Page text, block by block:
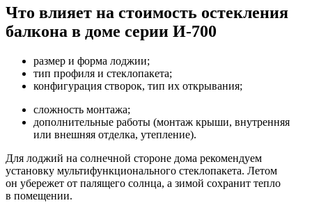
Что влияет на стоимость остекления
балкона в доме серии И-700
размер и форма лоджии;
тип профиля и стеклопакета;
конфигурация створок, тип их открывания;
сложность монтажа;
дополнительные работы (монтаж крыши, внутренняя
или внешняя отделка, утепление).
Для лоджий на солнечной стороне дома рекомендуем
установку мультифункционального стеклопакета. Летом
он убережет от палящего солнца, а зимой сохранит тепло
в помещении.